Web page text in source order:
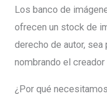
Los banco de
ofrecen un stock de
derecho de autor,
nombrando el
¿Por qué